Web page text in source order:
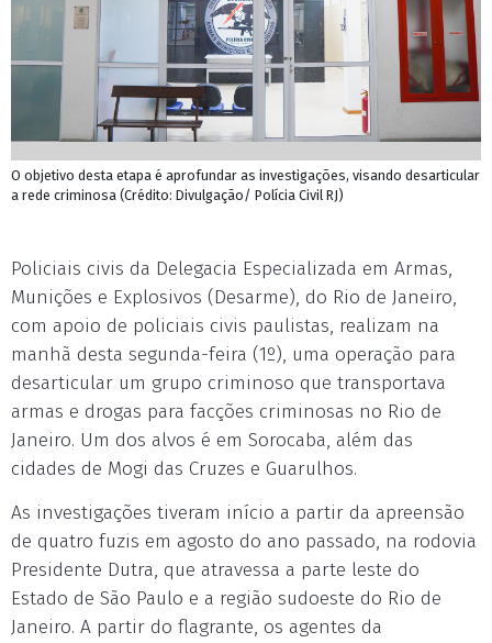
O objetivo desta etapa é aprofundar as investigações, visando desarticular
a rede criminosa (Crédito: Divulgação/ Polícia Civil RJ)
Policiais civis da Delegacia Especializada em Armas,
Munições e Explosivos (Desarme), do Rio de Janeiro,
com apoio de policiais civis paulistas, realizam na
manhã desta segunda-feira (1º), uma operação para
desarticular um grupo criminoso que transportava
armas e drogas para facções criminosas no Rio de
Janeiro. Um dos alvos é em Sorocaba, além das
cidades de Mogi das Cruzes e Guarulhos.
As investigações tiveram início a partir da apreensão
de quatro fuzis em agosto do ano passado, na rodovia
Presidente Dutra, que atravessa a parte leste do
Estado de São Paulo e a região sudoeste do Rio de
Janeiro. A partir do flagrante, os agentes da